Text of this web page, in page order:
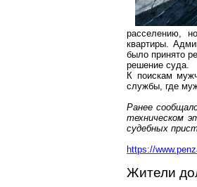
расселению,
квартиры.
было принято
решение суда.
К поискам
службы, где
Ранее
техническом
судебных
https://
Жители